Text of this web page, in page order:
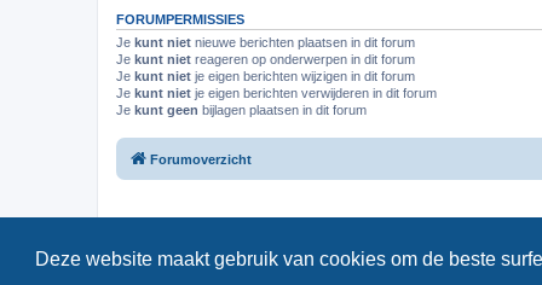
Deze website maakt gebruik van cookies om de beste
FORUMPERMISSIES
Je kunt niet nieuwe berichten plaatsen in dit forum
Je kunt niet reageren op onderwerpen in dit forum
Je kunt niet je eigen berichten wijzigen in dit forum
Je kunt niet je eigen berichten verwijderen in dit forum
Je kunt geen bijlagen plaatsen in dit forum
Forumoverzicht